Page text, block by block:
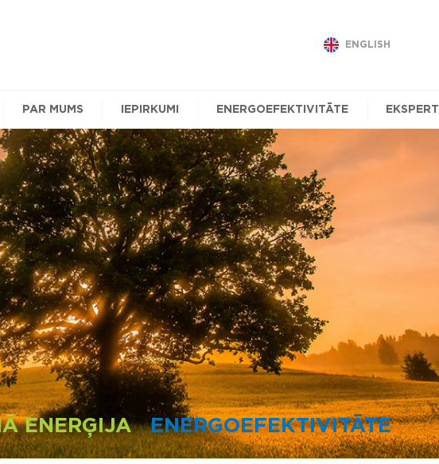
ENGLISH
PAR MUMS IEPIRKUMI ENERGOEFEKTIVITĀTE EKSPERTI
ENERĢIJA ENERGOEFEKTIVITĀTE